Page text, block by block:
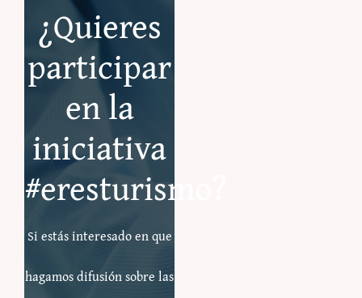
¿Quieres
participar
en la
iniciativa
#eresturismo?
Si estás interesado en que
hagamos difusión sobre las